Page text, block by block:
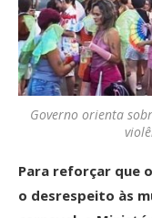
Governo orienta
Para reforçar que
o desrespeito às